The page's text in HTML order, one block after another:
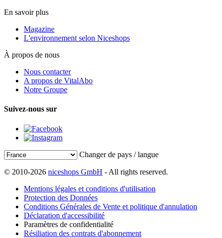
En savoir plus
Magazine
L'environnement selon Niceshops
À propos de nous
Nous contacter
A propos de VitalAbo
Notre Groupe
Suivez-nous sur
Changer de pays / langue
© 2010-2026 niceshops GmbH - All rights reserved.
Mentions légales et conditions d'utilisation
Protection des Données
Conditions Générales de Vente et politique d'annulation
Déclaration d'accessibilité
Paramètres de confidentialité
Résiliation des contrats d'abonnement